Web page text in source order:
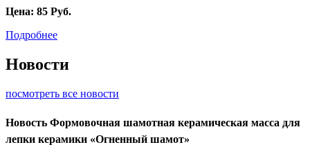
Цена: 85 Руб.
Подробнее
Новости
посмотреть все новости
Новость Формовочная шамотная керамическая масса для
лепки керамики «Огненный шамот»